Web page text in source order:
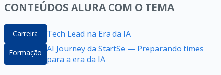
CONTEÚDOS ALURA COM O TEMA
Carreira Tech Lead na Era da IA
Formação AI Journey da StartSe — Preparando times
para a era da IA